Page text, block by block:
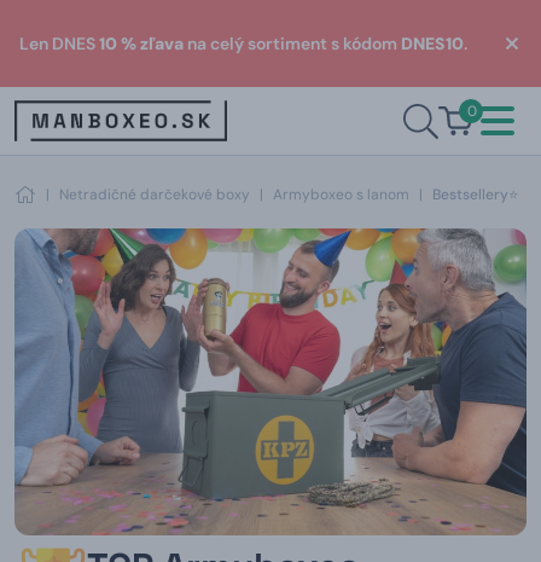
Len DNES10 % zľava na celý sortiment s kódom DNES10.
0
| Netradičné darčekové boxy | Armyboxeo s lanom | Bestsellery⭐